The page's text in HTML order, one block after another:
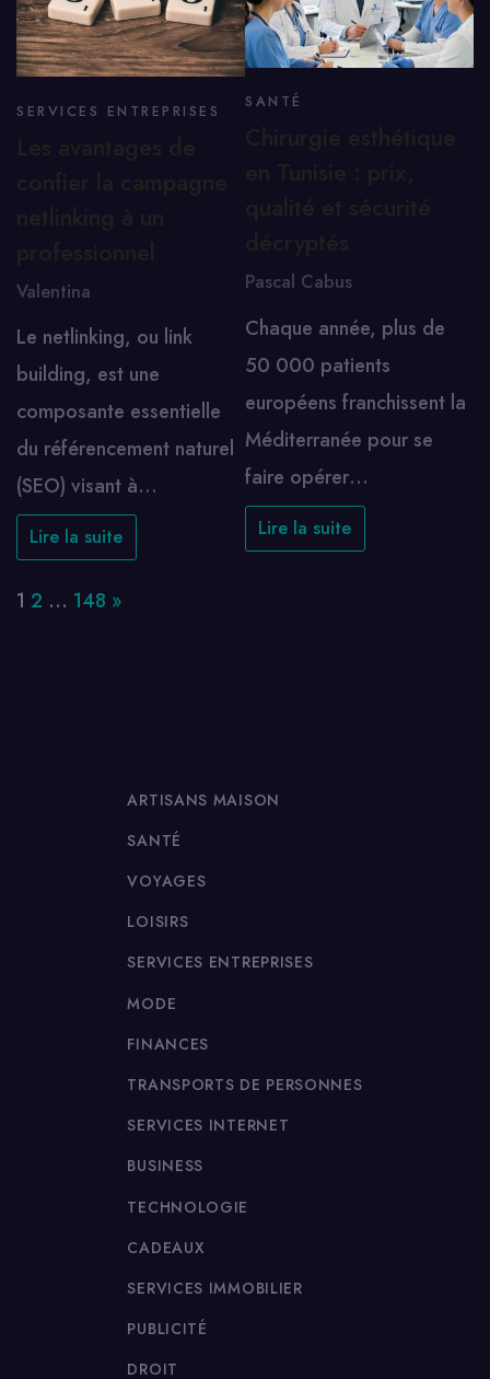
SERVICES ENTREPRISES
Valentina
Le netlinking, ou link
building, est une
composante essentielle
du référencement naturel
(SEO) visant à…
Lire la suite
SANTÉ
Pascal Cabus
Chaque année, plus de
50 000 patients
européens franchissent la
Méditerranée pour se
faire opérer…
Lire la suite
Page:
1 2 … 148 Next
»
ARTISANS MAISON
SANTÉ
VOYAGES
LOISIRS
SERVICES ENTREPRISES
MODE
FINANCES
TRANSPORTS DE PERSONNES
SERVICES INTERNET
BUSINESS
TECHNOLOGIE
CADEAUX
SERVICES IMMOBILIER
PUBLICITÉ
DROIT